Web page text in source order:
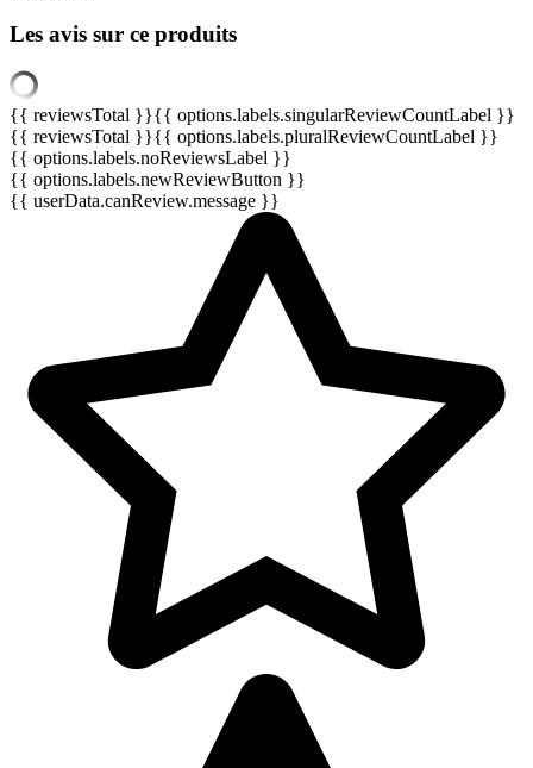
Les avis sur ce produits
{{ reviewsTotal }}{{ options.labels.singularReviewCountLabel }}
{{ reviewsTotal }}{{ options.labels.pluralReviewCountLabel }}
{{ options.labels.noReviewsLabel }}
{{ options.labels.newReviewButton }}
{{ userData.canReview.message }}